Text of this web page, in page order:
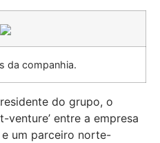
da companhia.
do grupo, o
venture’ entre a empresa
um parceiro norte-